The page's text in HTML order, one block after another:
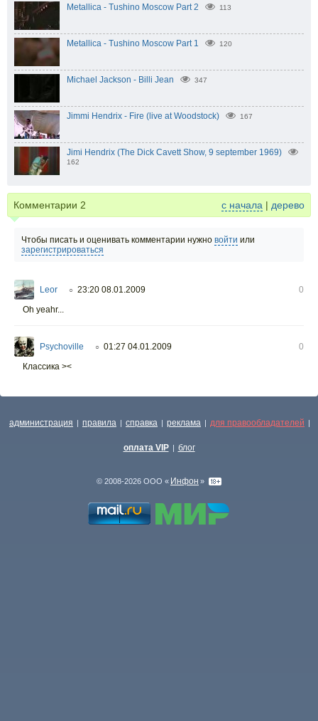
Metallica - Tushino Moscow Part 2 113
Metallica - Tushino Moscow Part 1 120
Michael Jackson - Billi Jean 347
Jimmi Hendrix - Fire (live at Woodstock) 167
Jimi Hendrix (The Dick Cavett Show, 9 september 1969)
162
Комментарии 2 с начала | дерево
Чтобы писать и оценивать комментарии нужно войти или
зарегистрироваться
Leor ○ 23:20 08.01.2009
0
Oh yeahr...
Psychoville ○ 01:27 04.01.2009
0
Классика ><
администрация | правила | справка | реклама | для правообладателей |
оплата VIP | блог
© 2008-2026 ООО « Инфон »